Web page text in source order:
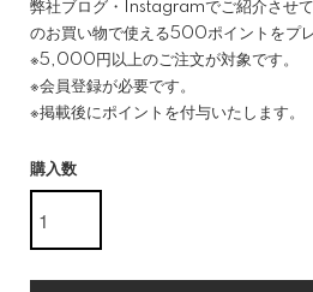
弊社ブログ・Instagramでご紹介させ
のお買い物で使える500ポイントをプレ
※5,000円以上のご注文が対象です。
※会員登録が必要です。
※掲載後にポイントを付与いたします。
購入数